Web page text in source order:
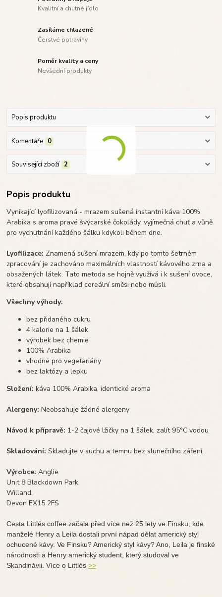
Kvalitní a chutné jídlo
Zasíláme chlazené
Čerstvé potraviny
Poměr kvality a ceny
Nevšední produkty
Popis produktu
Komentáře 0
Související zboží 2
Popis produktu
Vynikající lyofilizovaná - mrazem sušená instantní káva 100%
Arabika s aroma pravé švýcarské čokolády, vyjímečná chuť a vůně
pro vychutnání každého šálku kdykoli během dne.
Lyofilizace: Znamená sušení mrazem, kdy po tomto šetrném
zpracování je zachováno maximálních vlastností kávového zrna a
obsažených látek. Tato metoda se hojně využívá i k sušení ovoce,
které obsahují například cereální směsi nebo műsli.
Všechny výhody:
bez přidaného cukru
4 kalorie na 1 šálek
výrobek bez chemie
100% Arabika
vhodné pro vegetariány
bez laktózy a lepku
Složení: káva 100% Arabika, identické aroma
Alergeny: Neobsahuje žádné alergeny
Návod k přípravě: 1-2 čajové lžičky na 1 šálek, zalít 95°C vodou
Skladování:Skladujte v suchu a temnu bez slunečního záření.
Výrobce: Anglie
Unit 8 Blackdown Park,
Willand,
Devon EX15 2FS
Cesta Littlés coffee začala před více než 25 lety ve Finsku, kde
manželé Henry a Leila dostali první nápad dělat americký styl
ochucené kávy. Ve Finsku? Americký styl kávy? Ano, Leila je finské
národnosti a Henry americký student, který studoval ve
Skandinávii. Více o Littlés>>